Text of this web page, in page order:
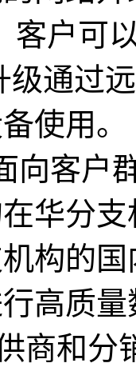
客户可
级通过
使用。
客户
华分支
的国
质量
商和分